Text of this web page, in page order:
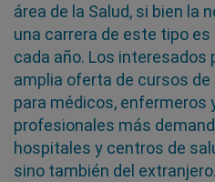
área de la Salud, si bien la
una carrera de este tipo
cada año. Los interesados
amplia oferta de cursos
para médicos, enfermeros
profesionales más
hospitales y centros de
sino también del